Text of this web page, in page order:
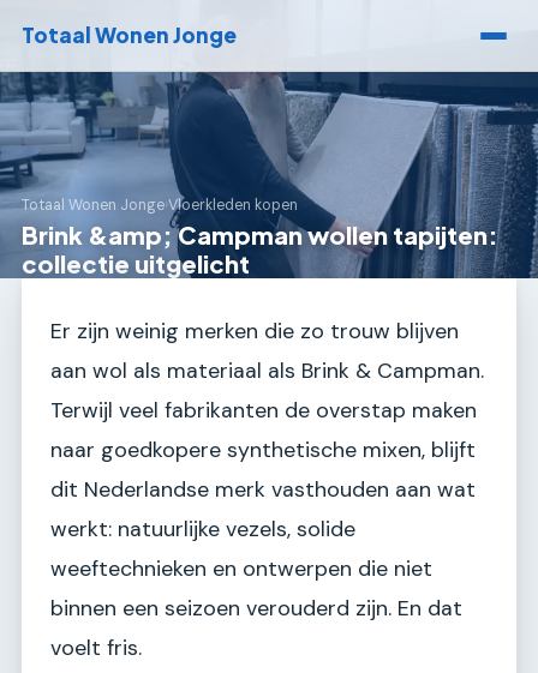
Totaal Wonen Jonge
Totaal Wonen Jonge›Vloerkleden kopen
Brink &amp; Campman wollen tapijten:
collectie uitgelicht
Er zijn weinig merken die zo trouw blijven
aan wol als materiaal als Brink & Campman.
Terwijl veel fabrikanten de overstap maken
naar goedkopere synthetische mixen, blijft
dit Nederlandse merk vasthouden aan wat
werkt: natuurlijke vezels, solide
weeftechnieken en ontwerpen die niet
binnen een seizoen verouderd zijn. En dat
voelt fris.